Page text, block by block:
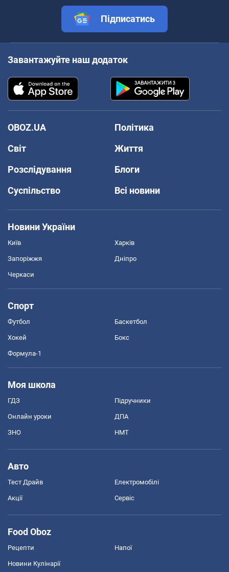
Підписатись
Завантажуйте наш додаток
OBOZ.UA
Політика
Світ
Життя
Розслідування
Блоги
Суспільство
Всі новини
Новини України
Київ Харків
Запоріжжя Дніпро
Черкаси
Спорт
Футбол Баскетбол
Хокей Бокс
Формула-1
Моя школа
ГДЗ Підручники
Онлайн уроки ДПА
ЗНО НМТ
Авто
Тест Драйв Електромобілі
Акції Сервіс
Food Oboz
Рецепти Напої
Новини Кулінарії